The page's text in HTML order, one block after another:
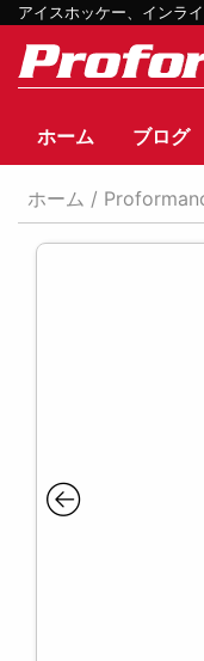
アイスホッケー、インラ
ホーム ブログ
ホーム /